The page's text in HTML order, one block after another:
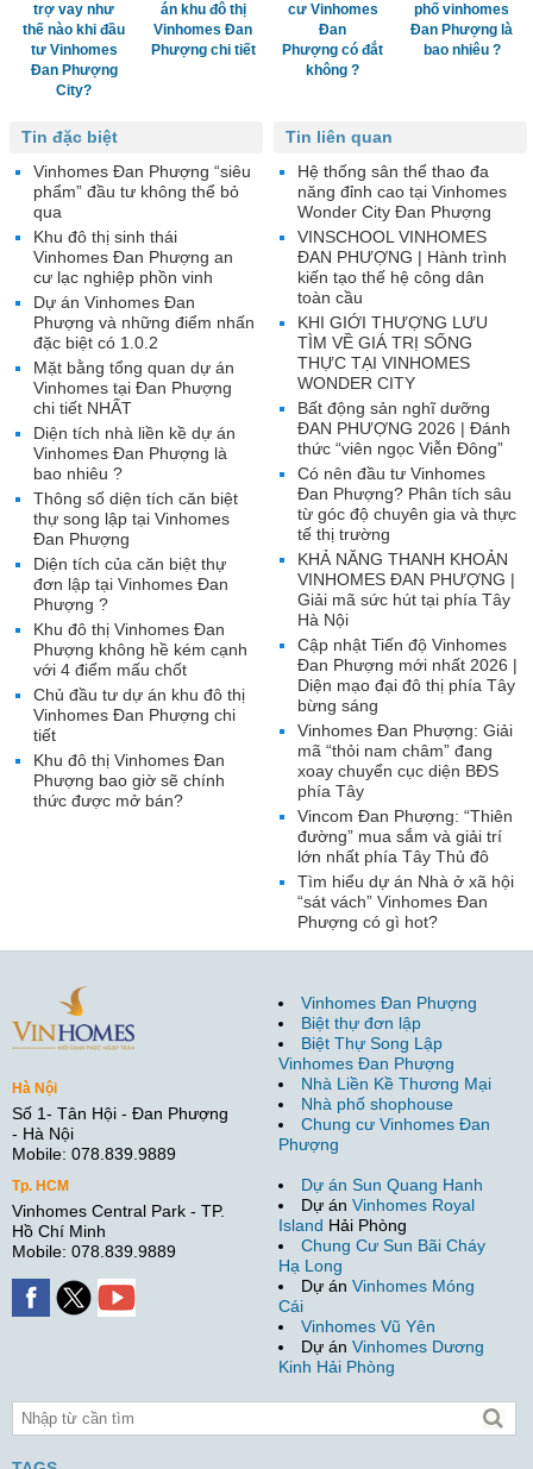
trợ vay như
thế nào khi đầu
tư Vinhomes
Đan Phượng
City?
án khu đô thị
Vinhomes Đan
Phượng chi tiết
cư Vinhomes
Đan
Phượng có đắt
không ?
phố vinhomes
Đan Phượng là
bao nhiêu ?
Tin liên quan
Hệ thống sân thể thao đa
năng đỉnh cao tại Vinhomes
Wonder City Đan Phượng
VINSCHOOL VINHOMES
ĐAN PHƯỢNG | Hành trình
kiến tạo thế hệ công dân
toàn cầu
KHI GIỚI THƯỢNG LƯU
TÌM VỀ GIÁ TRỊ SỐNG
THỰC TẠI VINHOMES
WONDER CITY
Bất động sản nghĩ dưỡng
ĐAN PHƯỢNG 2026 | Đánh
thức “viên ngọc Viễn Đông”
Có nên đầu tư Vinhomes
Đan Phượng? Phân tích sâu
từ góc độ chuyên gia và thực
tế thị trường
KHẢ NĂNG THANH KHOẢN
VINHOMES ĐAN PHƯỢNG |
Giải mã sức hút tại phía Tây
Hà Nội
Cập nhật Tiến độ Vinhomes
Đan Phượng mới nhất 2026 |
Diện mạo đại đô thị phía Tây
bừng sáng
Vinhomes Đan Phượng: Giải
mã “thỏi nam châm” đang
xoay chuyển cục diện BĐS
phía Tây
Vincom Đan Phượng: “Thiên
đường” mua sắm và giải trí
lớn nhất phía Tây Thủ đô
Tìm hiểu dự án Nhà ở xã hội
“sát vách” Vinhomes Đan
Phượng có gì hot?
Tin đặc biệt
Vinhomes Đan Phượng “siêu
phẩm” đầu tư không thể bỏ
qua
Khu đô thị sinh thái
Vinhomes Đan Phượng an
cư lạc nghiệp phồn vinh
Dự án Vinhomes Đan
Phượng và những điểm nhấn
đặc biệt có 1.0.2
Mặt bằng tổng quan dự án
Vinhomes tại Đan Phượng
chi tiết NHẤT
Diện tích nhà liền kề dự án
Vinhomes Đan Phượng là
bao nhiêu ?
Thông số diện tích căn biệt
thự song lập tại Vinhomes
Đan Phượng
Diện tích của căn biệt thự
đơn lập tại Vinhomes Đan
Phượng ?
Khu đô thị Vinhomes Đan
Phượng không hề kém cạnh
với 4 điểm mấu chốt
Chủ đầu tư dự án khu đô thị
Vinhomes Đan Phượng chi
tiết
Khu đô thị Vinhomes Đan
Phượng bao giờ sẽ chính
thức được mở bán?
Hà Nội
Số 1- Tân Hội - Đan Phượng
- Hà Nội
Mobile: 078.839.9889
Tp. HCM
Vinhomes Central Park - TP.
Hồ Chí Minh
Mobile: 078.839.9889
Vinhomes Đan Phượng
Biệt thự đơn lập
Biệt Thự Song Lập
Vinhomes Đan Phượng
Nhà Liền Kề Thương Mại
Nhà phố shophouse
Chung cư Vinhomes Đan
Phượng
Dự án Sun Quang Hanh
Dự án Vinhomes Royal
Island Hải Phòng
Chung Cư Sun Bãi Cháy
Hạ Long
Dự án Vinhomes Móng
Cái
Vinhomes Vũ Yên
Dự án Vinhomes Dương
Kinh Hải Phòng